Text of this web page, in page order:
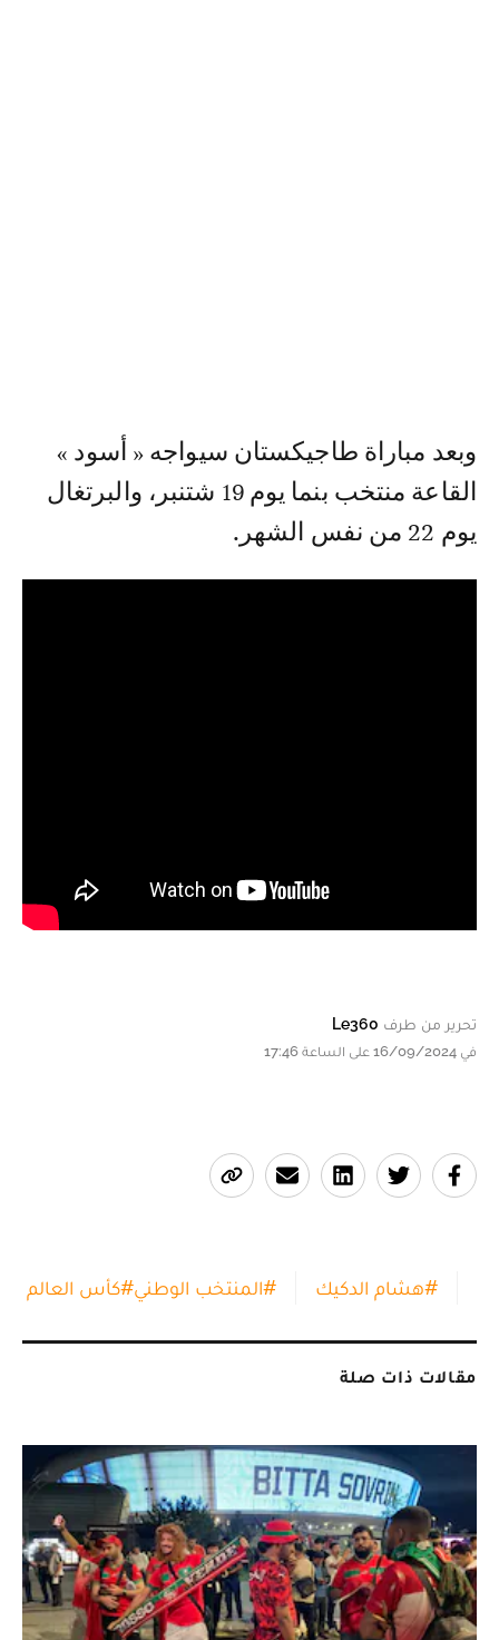
وبعد مباراة طاجيكستان سيواجه « أسود »
القاعة منتخب بنما يوم 19 شتنبر، والبرتغال
يوم 22 من نفس الشهر.
تحرير من طرف Le360
في 16/09/2024 على الساعة 17:46
#هشام الدكيك #المنتخب الوطني#كأس العالم
مقالات ذات صلة